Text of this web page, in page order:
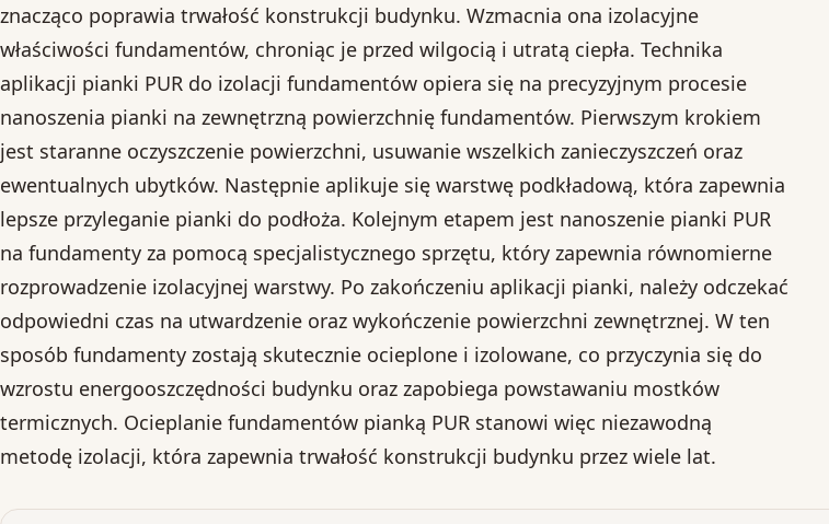
znacząco poprawia trwałość konstrukcji budynku. Wzmacnia ona izolacyjne
właściwości fundamentów, chroniąc je przed wilgocią i utratą ciepła. Technika
aplikacji pianki PUR do izolacji fundamentów opiera się na precyzyjnym procesie
nanoszenia pianki na zewnętrzną powierzchnię fundamentów. Pierwszym krokiem
jest staranne oczyszczenie powierzchni, usuwanie wszelkich zanieczyszczeń oraz
ewentualnych ubytków. Następnie aplikuje się warstwę podkładową, która zapewnia
lepsze przyleganie pianki do podłoża. Kolejnym etapem jest nanoszenie pianki PUR
na fundamenty za pomocą specjalistycznego sprzętu, który zapewnia równomierne
rozprowadzenie izolacyjnej warstwy. Po zakończeniu aplikacji pianki, należy odczekać
odpowiedni czas na utwardzenie oraz wykończenie powierzchni zewnętrznej. W ten
sposób fundamenty zostają skutecznie ocieplone i izolowane, co przyczynia się do
wzrostu energooszczędności budynku oraz zapobiega powstawaniu mostków
termicznych. Ocieplanie fundamentów pianką PUR stanowi więc niezawodną
metodę izolacji, która zapewnia trwałość konstrukcji budynku przez wiele lat.